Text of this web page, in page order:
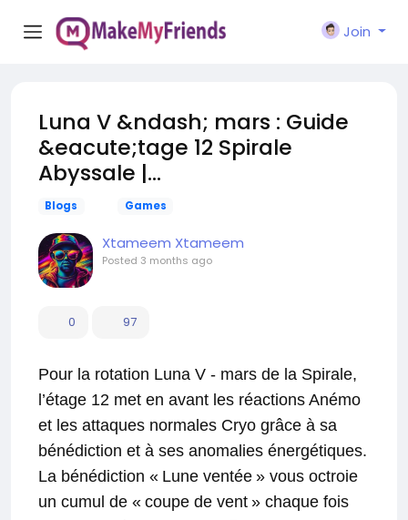
Join
Luna V &ndash; mars : Guide
&eacute;tage 12 Spirale
Abyssale |...
Blogs Games
Xtameem Xtameem
Posted 3 months ago
0 97
Pour la rotation Luna V - mars de la Spirale,
l’étage 12 met en avant les réactions Anémo
et les attaques normales Cryo grâce à sa
bénédiction et à ses anomalies énergétiques.
La bénédiction « Lune ventée » vous octroie
un cumul de « coupe de vent » chaque fois